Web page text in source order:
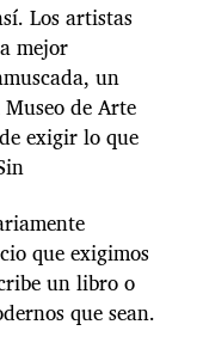
Los artistas
mejor
un
de Arte
exigir lo que
que exigimos
un libro o
que sean.